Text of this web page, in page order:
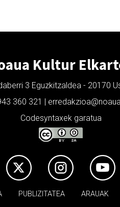
Kultur
3 Eguzkitzaldea - 20170
360 321 |
Codesyntaxek garatua
PUBLIZITATEA ARAUAK